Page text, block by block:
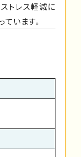
トレス軽減に
います。